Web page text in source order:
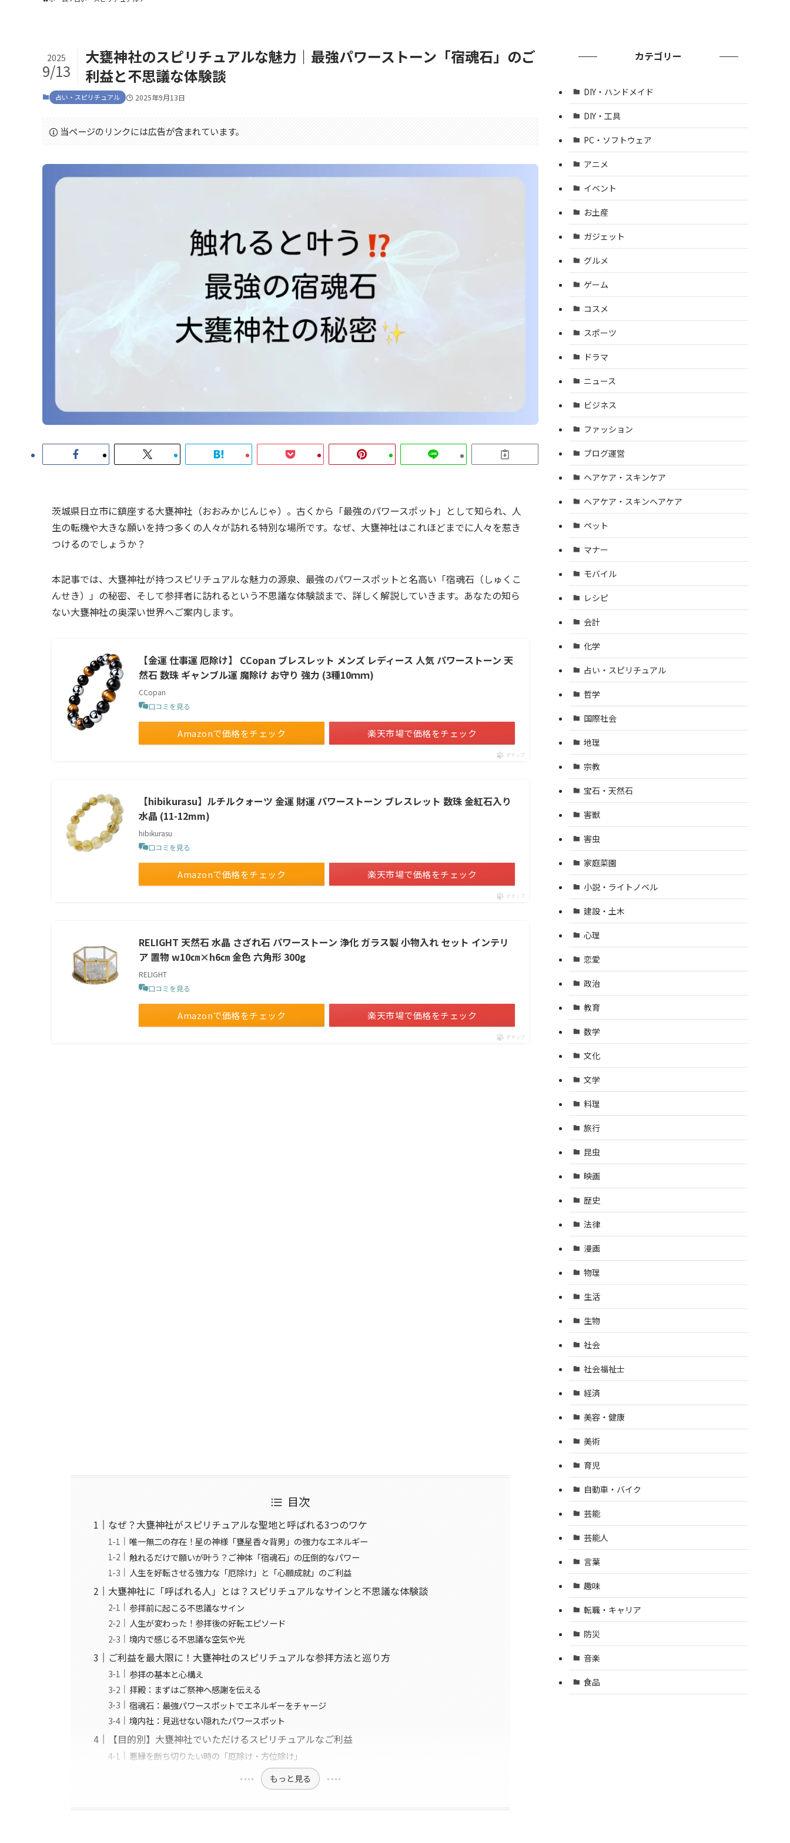
大甕神社のスピリチュアルな魅力｜最強パワーストーン「宿魂石」のご
利益と不思議な体験談
2025
9/13
占い・スピリチュアル 2025年9月13日
当ページのリンクには広告が含まれています。
茨城県日立市に鎮座する大甕神社（おおみかじんじゃ）。古くから「最強のパワースポット」として知られ、人
生の転機や大きな願いを持つ多くの人々が訪れる特別な場所です。なぜ、大甕神社はこれほどまでに人々を惹き
つけるのでしょうか？
本記事では、大甕神社が持つスピリチュアルな魅力の源泉、最強のパワースポットと名高い「宿魂石（しゅくこ
んせき）」の秘密、そして参拝者に訪れるという不思議な体験談まで、詳しく解説していきます。あなたの知ら
ない大甕神社の奥深い世界へご案内します。
【金運 仕事運 厄除け】 CCopan ブレスレット メンズ レディース 人気 パワーストーン 天
然石 数珠 ギャンブル運 魔除け お守り 強力 (3種10ｍｍ)
CCopan
口コミを見る
Amazonで価格をチェック 楽天市場で価格をチェック
ポチップ
【hibikurasu】ルチルクォーツ 金運 財運 パワーストーン ブレスレット 数珠 金紅石入り
水晶 (11-12mm)
hibikurasu
口コミを見る
Amazonで価格をチェック 楽天市場で価格をチェック
ポチップ
RELIGHT 天然石 水晶 さざれ石 パワーストーン 浄化 ガラス製 小物入れ セット インテリ
ア 置物 w10㎝×h6㎝ 金色 六角形 300g
RELIGHT
口コミを見る
Amazonで価格をチェック 楽天市場で価格をチェック
ポチップ
目次
なぜ？大甕神社がスピリチュアルな聖地と呼ばれる3つのワケ
唯一無二の存在！星の神様「甕星香々背男」の強力なエネルギー
触れるだけで願いが叶う？ご神体「宿魂石」の圧倒的なパワー
人生を好転させる強力な「厄除け」と「心願成就」のご利益
大甕神社に「呼ばれる人」とは？スピリチュアルなサインと不思議な体験談
参拝前に起こる不思議なサイン
人生が変わった！参拝後の好転エピソード
境内で感じる不思議な空気や光
ご利益を最大限に！大甕神社のスピリチュアルな参拝方法と巡り方
参拝の基本と心構え
拝殿：まずはご祭神へ感謝を伝える
宿魂石：最強パワースポットでエネルギーをチャージ
境内社：見逃せない隠れたパワースポット
【目的別】大甕神社でいただけるスピリチュアルなご利益
悪縁を断ち切りたい時の「厄除け・方位除け」
もっと見る
カテゴリー
DIY・ハンドメイド
DIY・工具
PC・ソフトウェア
アニメ
イベント
お土産
ガジェット
グルメ
ゲーム
コスメ
スポーツ
ドラマ
ニュース
ビジネス
ファッション
ブログ運営
ヘアケア・スキンケア
ヘアケア・スキンヘアケア
ペット
マナー
モバイル
レシピ
会計
化学
占い・スピリチュアル
哲学
国際社会
地理
宗教
宝石・天然石
害獣
害虫
家庭菜園
小説・ライトノベル
建設・土木
心理
恋愛
政治
教育
数学
文化
文学
料理
旅行
昆虫
映画
歴史
法律
漫画
物理
生活
生物
社会
社会福祉士
経済
美容・健康
美術
育児
自動車・バイク
芸能
芸能人
言葉
趣味
転職・キャリア
防災
音楽
食品